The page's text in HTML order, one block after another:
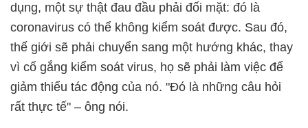
dụng, một sự thật đau đầu phải đối mặt: đó là
coronavirus có thể không kiểm soát được. Sau đó,
thế giới sẽ phải chuyển sang một hướng khác, thay
vì cố gắng kiểm soát virus, họ sẽ phải làm việc để
giảm thiểu tác động của nó. "Đó là những câu hỏi
rất thực tế" – ông nói.